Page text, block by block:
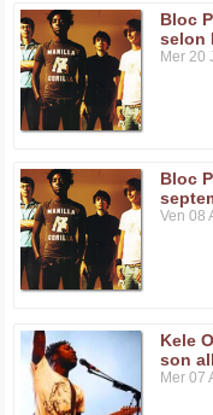
Bloc
selon
Mer 20
Bloc
Ven 08
Kele
son
Mer 07